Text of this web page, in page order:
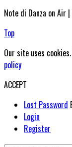
Note di Danza on Air
Top
Our site uses
policy
ACCEPT
Lost Password
Login
Register